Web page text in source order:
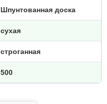
Шпунтованная доска
сухая
строганная
500